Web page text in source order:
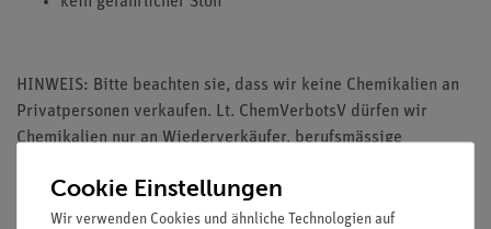
HINWEIS: Bitte beachten sie, dass wir keine Chemikalien an
Privatpersonen verkaufen. Lt. ChemVerbotsV dürfen wir
Chemikalien nur an Wiederverkäufer, berufsmässige
Lehranstalten abgeben
Cookie Einstellungen
Wir verwenden Cookies und ähnliche Technologien auf